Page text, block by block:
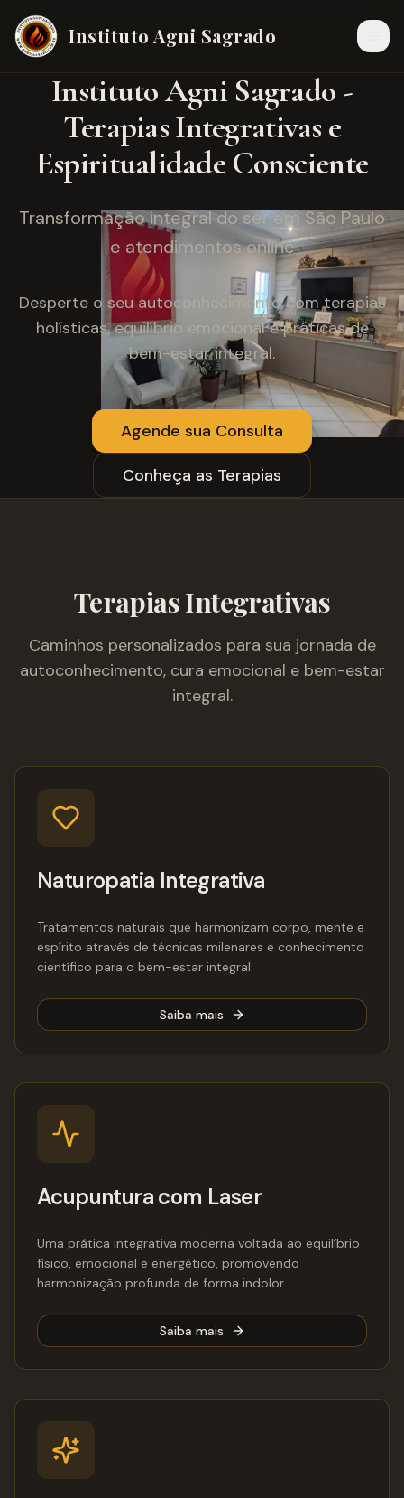
Instituto Agni Sagrado
Instituto Agni Sagrado -
Terapias Integrativas e
Espiritualidade Consciente
Transformação integral do ser em São Paulo
e atendimentos online
Desperte o seu autoconhecimento com terapias
holísticas, equilíbrio emocional e práticas de
bem-estar integral.
Agende sua Consulta
Conheça as Terapias
Terapias Integrativas
Caminhos personalizados para sua jornada de
autoconhecimento, cura emocional e bem-estar
integral.
Naturopatia Integrativa
Tratamentos naturais que harmonizam corpo, mente e
espírito através de técnicas milenares e conhecimento
científico para o bem-estar integral.
Saiba mais
Acupuntura com Laser
Uma prática integrativa moderna voltada ao equilíbrio
físico, emocional e energético, promovendo
harmonização profunda de forma indolor.
Saiba mais